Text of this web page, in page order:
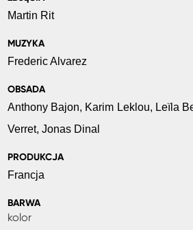
Martin Rit
MUZYKA
Frederic Alvarez
OBSADA
Anthony Bajon, Karim Leklou, Leïla
Verret, Jonas Dinal
PRODUKCJA
Francja
BARWA
kolor